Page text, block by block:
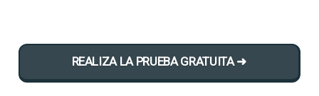
REALIZA LA PRUEBA GRATUITA ➜